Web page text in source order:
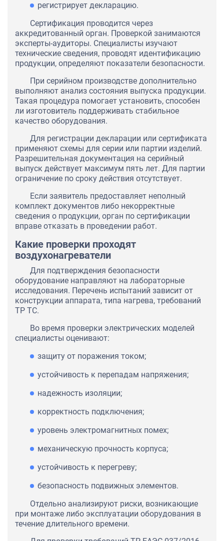
регистрирует декларацию.
Сертификация проводится через
аккредитованный орган. Проверкой занимаются
эксперты-аудиторы. Специалисты изучают
технические сведения, проводят идентификацию
продукции, определяют показатели безопасности.
При серийном производстве дополнительно
выполняют анализ состояния выпуска продукции.
Такая процедура помогает установить, способен
ли изготовитель поддерживать стабильное
качество оборудования.
Для регистрации декларации или сертификата
применяют схемы для серии или партии изделий.
Разрешительная документация на серийный
выпуск действует максимум пять лет. Для партии
ограничение по сроку действия отсутствует.
Если заявитель предоставляет неполный
комплект документов либо некорректные
сведения о продукции, орган по сертификации
вправе отказать в проведении работ.
Какие проверки проходят
воздухонагреватели
Для подтверждения безопасности
оборудование направляют на лабораторные
исследования. Перечень испытаний зависит от
конструкции аппарата, типа нагрева, требований
ТР ТС.
Во время проверки электрических моделей
специалисты оценивают:
защиту от поражения током;
устойчивость к перепадам напряжения;
надежность изоляции;
корректность подключения;
уровень электромагнитных помех;
механическую прочность корпуса;
устойчивость к перегреву;
безопасность подвижных элементов.
Отдельно анализируют риски, возникающие
при монтаже либо эксплуатации оборудования в
течение длительного времени.